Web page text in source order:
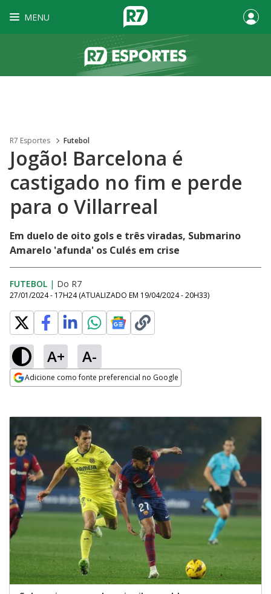
MENU
R7 Esportes Futebol
Jogão! Barcelona é
castigado no fim e perde
para o Villarreal
Em duelo de oito gols e três viradas, Submarino
Amarelo 'afunda' os Culés em crise
FUTEBOL | Do R7
27/01/2024 - 17H24 (ATUALIZADO EM 19/04/2024 - 20H33)
A+ A-
Adicione como fonte preferencial no Google